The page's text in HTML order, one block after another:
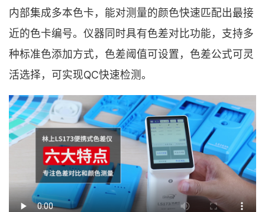
内部集成多本色卡，能对测量的颜色快速匹配出最接
近的色卡编号。仪器同时具有色差对比功能，支持多
种标准色添加方式，色差阈值可设置，色差公式可灵
活选择，可实现QC快速检测。